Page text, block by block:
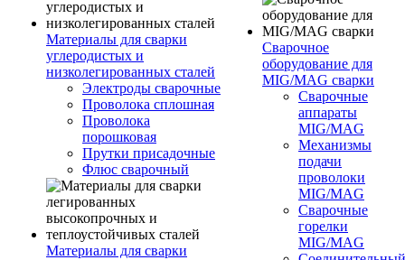
Материалы для сварки
углеродистых и
низколегированных сталей
Электроды сварочные
Проволока сплошная
Проволока
порошковая
Прутки присадочные
Флюс сварочный
Материалы для сварки
Сварочное
оборудование для
MIG/MAG сварки
Сварочные
аппараты
MIG/MAG
Механизмы
подачи
проволоки
MIG/MAG
Сварочные
горелки
MIG/MAG